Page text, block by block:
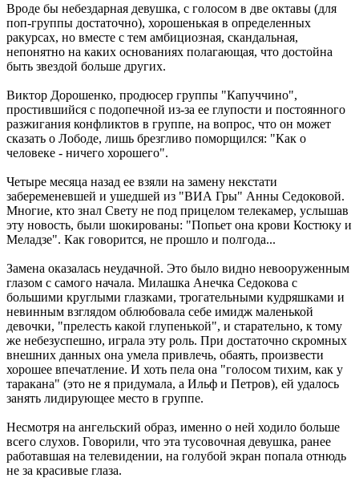
Вроде бы небездарная девушка, с голосом в две октавы (для
поп-группы достаточно), хорошенькая в определенных
ракурсах, но вместе с тем амбициозная, скандальная,
непонятно на каких основаниях полагающая, что достойна
быть звездой больше других.
Виктор Дорошенко, продюсер группы "Капуччино",
простившийся с подопечной из-за ее глупости и постоянного
разжигания конфликтов в группе, на вопрос, что он может
сказать о Лободе, лишь брезгливо поморщился: "Как о
человеке - ничего хорошего".
Четыре месяца назад ее взяли на замену некстати
забеременевшей и ушедшей из "ВИА Гры" Анны Седоковой.
Многие, кто знал Свету не под прицелом телекамер, услышав
эту новость, были шокированы: "Попьет она крови Костюку и
Меладзе". Как говорится, не прошло и полгода...
Замена оказалась неудачной. Это было видно невооруженным
глазом с самого начала. Милашка Анечка Седокова с
большими круглыми глазками, трогательными кудряшками и
невинным взглядом облюбовала себе имидж маленькой
девочки, "прелесть какой глупенькой", и старательно, к тому
же небезуспешно, играла эту роль. При достаточно скромных
внешних данных она умела привлечь, обаять, произвести
хорошее впечатление. И хоть пела она "голосом тихим, как у
таракана" (это не я придумала, а Ильф и Петров), ей удалось
занять лидирующее место в группе.
Несмотря на ангельский образ, именно о ней ходило больше
всего слухов. Говорили, что эта тусовочная девушка, ранее
работавшая на телевидении, на голубой экран попала отнюдь
не за красивые глаза.